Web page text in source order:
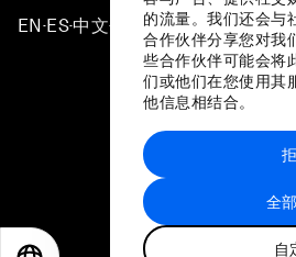
的流量。我们还会与
合作伙伴分享您对我
些合作伙伴可能会将
们或他们在您使用其
他信息相结合。
全
自
EN ▪ES▪中文▪ 日本語
站点地图